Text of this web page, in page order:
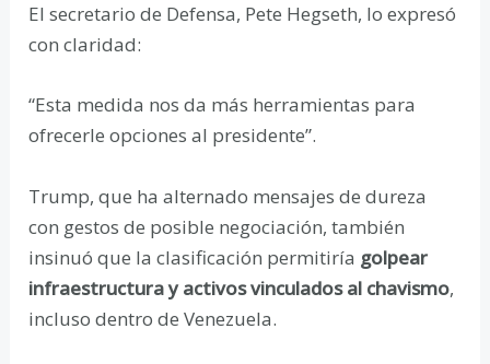
El secretario de Defensa, Pete Hegseth, lo expresó
con claridad:
“Esta medida nos da más herramientas para
ofrecerle opciones al presidente”.
Trump, que ha alternado mensajes de dureza
con gestos de posible negociación, también
insinuó que la clasificación permitiría golpear
infraestructura y activos vinculados al chavismo,
incluso dentro de Venezuela.